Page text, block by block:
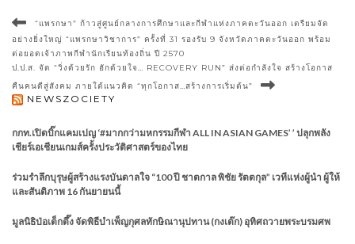
“แพรกษา” ก้าวสู่ศูนย์กลางการศึกษาและกีฬาแห่งภาคตะวันออก เตรียมจัด
อย่างยิ่งใหญ่ “แพรกษาวิชาการ” ครั้งที่ 31 รองรับ 9 จังหวัดภาคตะวันออก พร้อม
ต่อยอดเจ้าภาพกีฬานักเรียนท้องถิ่น ปี 2570
ป.ป.ส. จัด “วิ่งด้วยรัก ฮักด้วยใจ… RECOVERY RUN” ส่งต่อกำลังใจ สร้างโอกาส
คืนคนดีสู่สังคม ภายใต้แนวคิด “ทุกโอกาส…สร้างการเริ่มต้น”
NEWSZOCIETY
กกท.เปิดบิ๊กแคมเปญ ‘#มากกว่ามหกรรมกีฬา ALL IN ASIAN GAMES’ ’ ปลุกพลัง
เชียร์เอเชียนเกมส์ครั้งประวัติศาสตร์ของไทย
ร่วมรำลึกบุรุษผู้สร้างแรงบันดาลใจ “100 ปี ชาตกาล พิชัย รัตตกุล” เวทีแห่งผู้นำ ผู้ให้
และสันติภาพ 16 กันยายนนี้
มูลนิธิป่อเต็กตึ๊ง จัดพิธีบำเพ็ญกุศลทักษิณานุปทาน (กงเต๊ก) อุทิศถวายพระบรมศพ